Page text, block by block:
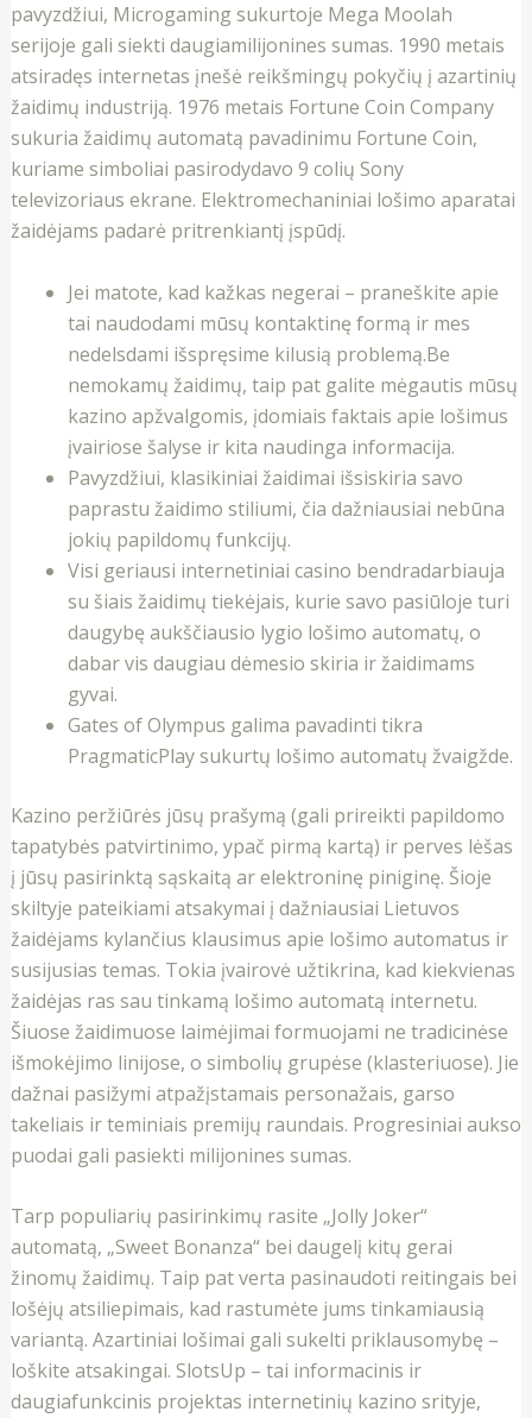
pavyzdžiui, Microgaming sukurtoje Mega Moolah
serijoje gali siekti daugiamilijonines sumas. 1990 metais
atsiradęs internetas įnešė reikšmingų pokyčių į azartinių
žaidimų industriją. 1976 metais Fortune Coin Company
sukuria žaidimų automatą pavadinimu Fortune Coin,
kuriame simboliai pasirodydavo 9 colių Sony
televizoriaus ekrane. Elektromechaniniai lošimo aparatai
žaidėjams padarė pritrenkiantį įspūdį.
Jei matote, kad kažkas negerai – praneškite apie
tai naudodami mūsų kontaktinę formą ir mes
nedelsdami išspręsime kilusią problemą.Be
nemokamų žaidimų, taip pat galite mėgautis mūsų
kazino apžvalgomis, įdomiais faktais apie lošimus
įvairiose šalyse ir kita naudinga informacija.
Pavyzdžiui, klasikiniai žaidimai išsiskiria savo
paprastu žaidimo stiliumi, čia dažniausiai nebūna
jokių papildomų funkcijų.
Visi geriausi internetiniai casino bendradarbiauja
su šiais žaidimų tiekėjais, kurie savo pasiūloje turi
daugybę aukščiausio lygio lošimo automatų, o
dabar vis daugiau dėmesio skiria ir žaidimams
gyvai.
Gates of Olympus galima pavadinti tikra
PragmaticPlay sukurtų lošimo automatų žvaigžde.
Kazino peržiūrės jūsų prašymą (gali prireikti papildomo
tapatybės patvirtinimo, ypač pirmą kartą) ir perves lėšas
į jūsų pasirinktą sąskaitą ar elektroninę piniginę. Šioje
skiltyje pateikiami atsakymai į dažniausiai Lietuvos
žaidėjams kylančius klausimus apie lošimo automatus ir
susijusias temas. Tokia įvairovė užtikrina, kad kiekvienas
žaidėjas ras sau tinkamą lošimo automatą internetu.
Šiuose žaidimuose laimėjimai formuojami ne tradicinėse
išmokėjimo linijose, o simbolių grupėse (klasteriuose). Jie
dažnai pasižymi atpažįstamais personažais, garso
takeliais ir teminiais premijų raundais. Progresiniai aukso
puodai gali pasiekti milijonines sumas.
Tarp populiarių pasirinkimų rasite „Jolly Joker“
automatą, „Sweet Bonanza“ bei daugelį kitų gerai
žinomų žaidimų. Taip pat verta pasinaudoti reitingais bei
lošėjų atsiliepimais, kad rastumėte jums tinkamiausią
variantą. Azartiniai lošimai gali sukelti priklausomybę –
loškite atsakingai. SlotsUp – tai informacinis ir
daugiafunkcinis projektas internetinių kazino srityje,